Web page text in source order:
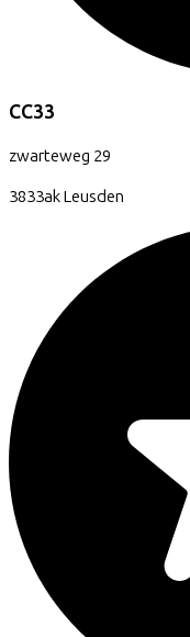
CC33
zwarteweg 29
3833akLeusden